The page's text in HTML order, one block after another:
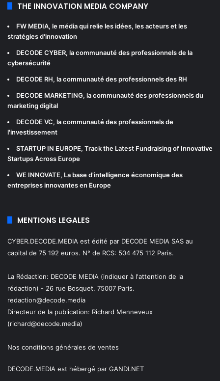
THE INNOVATION MEDIA COMPANY
FW MEDIA, le média qui relie les idées, les acteurs et les
stratégies d'innovation
DECODE CYBER, la communauté des professionnels de la
cybersécurité
DECODE RH, la communauté des professionnels des RH
DECODE MARKETING, la communauté des professionnels du
marketing digital
DECODE VC, la communauté des professionnels de
l'investissement
STARTUP IN EUROPE, Track the Latest Fundraising of Innovative
Startups Across Europe
WE INNOVATE, La base d'intelligence économique des
entreprises innovantes en Europe
MENTIONS LEGALES
CYBER.DECODE.MEDIA est édité par DECODE MEDIA SAS au
capital de 75 192 euros. N° de RCS: 504 475 112 Paris.
La Rédaction: DECODE MEDIA (indiquer à l'attention de la
rédaction) - 26 rue Bosquet. 75007 Paris.
redaction@decode.media
Directeur de la publication: Richard Menneveux
(richard@decode.media)
Nos conditions générales de ventes
DECODE.MEDIA est hébergé par GANDI.NET